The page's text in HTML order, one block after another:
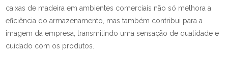
caixas de madeira em ambientes comerciais não só melhora a
eficiência do armazenamento, mas também contribui para a
imagem da empresa, transmitindo uma sensação de qualidade e
cuidado com os produtos.